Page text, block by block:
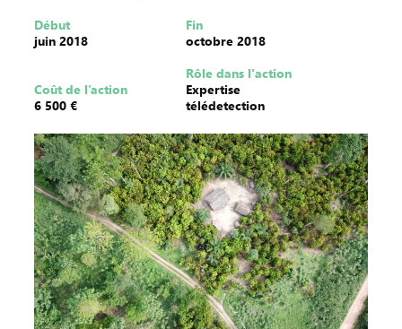
Début
juin 2018
Fin
octobre 2018
Coût de l’action
6 500 €
Rôle dans l'action
Expertise
télédetection